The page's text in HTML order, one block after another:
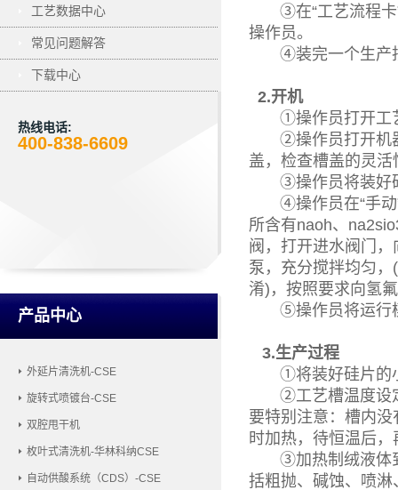
工艺数据中心
常见问题解答
下载中心
热线电话:
400-838-6609
产品中心
外延片清洗机-CSE
旋转式喷镀台-CSE
双腔甩干机
枚叶式清洗机-华林科纳CSE
自动供酸系统（CDS）-CSE
③在“工艺流程卡”
操作员。
④装完一个生产批
2.开机
①操作员打开工艺
②操作员打开机器
盖，检查槽盖的灵
③操作员将装好硅
④操作员在“手动”
所含有naoh、
阀，打开进水阀门
泵，充分搅拌均匀
淆)，按照要求向氢
⑤操作员将运行模
3.生产过程
①将装好硅片的小
②工艺槽温度设定
要特别注意：槽内
时加热，待恒温后
③加热制绒液体到
括粗抛、碱蚀、喷